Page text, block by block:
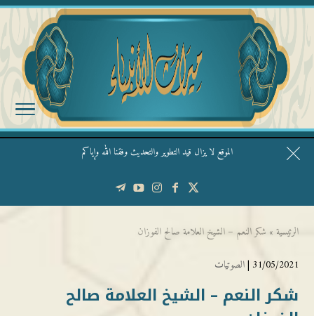
الموقع لا يزال قيد التطوير والتحديث وفقنا الله وإياكم
قال الشيخ ربيع وفقه الله: نحن ليس عندنا تقديس الأشخاص
الرئيسية » شكر النعم – الشيخ العلامة صالح الفوزان
31/05/2021 | الصوتيات
شكر النعم – الشيخ العلامة صالح